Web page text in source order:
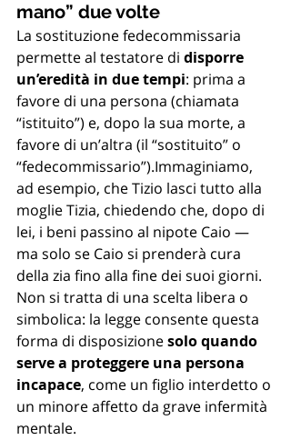
mano” due volte
La sostituzione fedecommissaria
permette al testatore di disporre
un’eredità in due tempi: prima a
favore di una persona (chiamata
“istituito”) e, dopo la sua morte, a
favore di un’altra (il “sostituito” o
“fedecommissario”).Immaginiamo,
ad esempio, che Tizio lasci tutto alla
moglie Tizia, chiedendo che, dopo di
lei, i beni passino al nipote Caio —
ma solo se Caio si prenderà cura
della zia fino alla fine dei suoi giorni.
Non si tratta di una scelta libera o
simbolica: la legge consente questa
forma di disposizione solo quando
serve a proteggere una persona
incapace, come un figlio interdetto o
un minore affetto da grave infermità
mentale.